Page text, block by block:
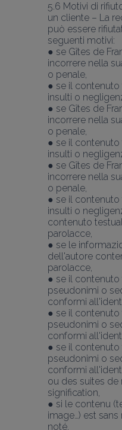
5.6 Motivi di
un cliente – La
può essere
seguenti motivi:
● se Gîtes de
incorrere nella
o penale,
● se il
insulti o
● se Gîtes de
incorrere nella
o penale,
● se il
insulti o
● se Gîtes de
incorrere nella
o penale,
● se il
insulti o
contenuto
parolacce,
● se le
dell'autore
parolacce,
● se il
pseudonimi o
conformi
● se il
pseudonimi o
conformi
● se il
pseudonimi o
conformi
ou des suites de
signification,
● si le contenu
image…) est
noté,